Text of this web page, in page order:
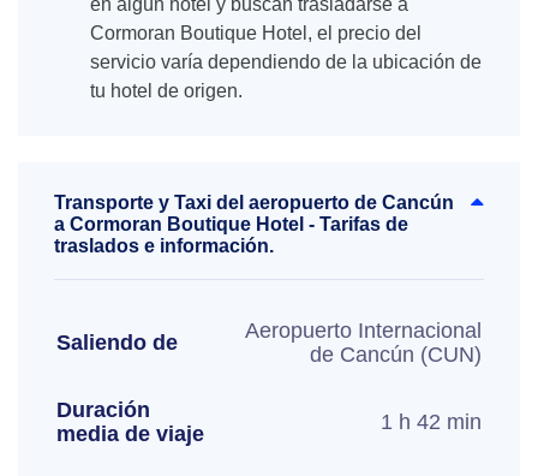
en algún hotel y buscan trasladarse a
Cormoran Boutique Hotel, el precio del
servicio varía dependiendo de la ubicación de
tu hotel de origen.
Transporte y Taxi del aeropuerto de Cancún
a Cormoran Boutique Hotel - Tarifas de
traslados e información.
Saliendo de
Aeropuerto Internacional
de Cancún (CUN)
Duración
media de viaje
1 h 42 min